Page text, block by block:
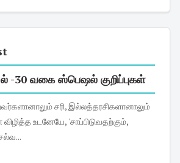
-30 வகை ஸ்பெஷல் குறிப்புகள்
'சாப்பிடுவதற்கும்,